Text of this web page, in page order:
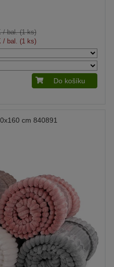
/ bal. (1 ks)
/ bal. (1 ks)
Do košíku
cm 840891